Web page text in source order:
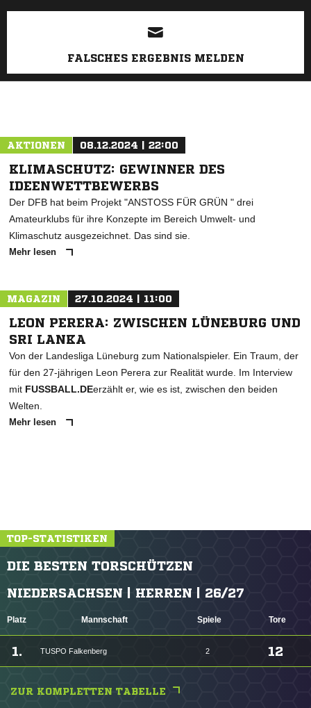
ANZEIGE
FALSCHES ERGEBNIS MELDEN
AKTIONEN 08.12.2024 | 22:00
KLIMASCHUTZ: GEWINNER DES
IDEENWETTBEWERBS
Der DFB hat beim Projekt "ANSTOSS FÜR GRÜN " drei
Amateurklubs für ihre Konzepte im Bereich Umwelt- und
Klimaschutz ausgezeichnet. Das sind sie.
Mehr lesen
MAGAZIN 27.10.2024 | 11:00
LEON PERERA: ZWISCHEN LÜNEBURG UND
SRI LANKA
Von der Landesliga Lüneburg zum Nationalspieler. Ein Traum, der
für den 27-jährigen Leon Perera zur Realität wurde. Im Interview
mit FUSSBALL.DEerzählt er, wie es ist, zwischen den beiden
Welten.
Mehr lesen
TOP-STATISTIKEN
DIE BESTEN TORSCHÜTZEN
NIEDERSACHSEN | HERREN | 26/27
Platz Mannschaft Spiele Tore
1. TUSPO Falkenberg 2 12
ZUR KOMPLETTEN TABELLE